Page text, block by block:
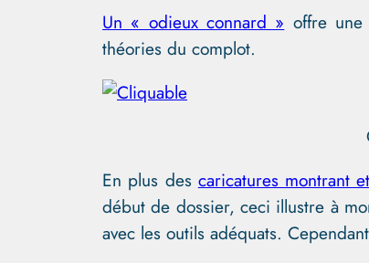
Un « odieux connard » offre une
théories du complot.
En plus des caricatures montrant
début de dossier, ceci illustre à
avec les outils adéquats.